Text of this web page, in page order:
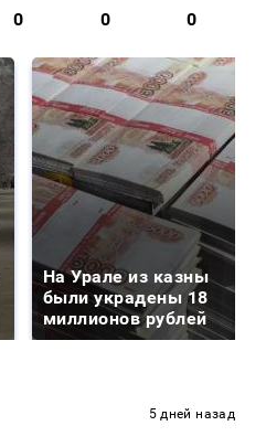
0 0 0
На Урале из казны
были украдены 18
миллионов рублей
5 дней назад